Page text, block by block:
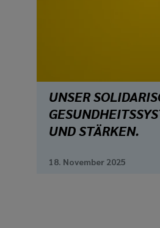
UNSER
UND STÄRKEN.
18. November 2025